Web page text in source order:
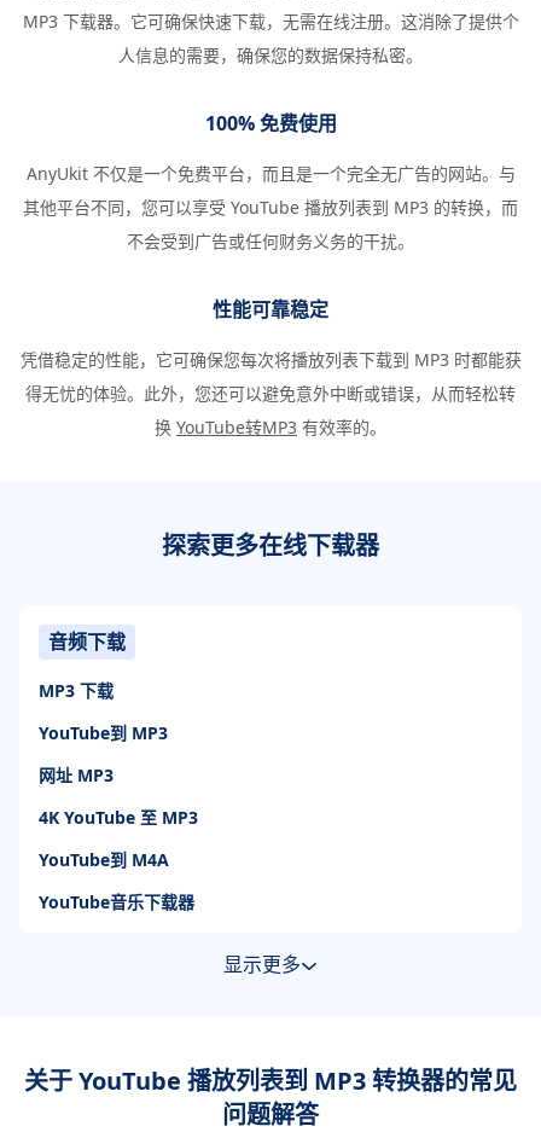
MP3 下载器。它可确保快速下载，无需在线注册。这消除了提供个
人信息的需要，确保您的数据保持私密。
100% 免费使用
AnyUkit 不仅是一个免费平台，而且是一个完全无广告的网站。与
其他平台不同，您可以享受 YouTube 播放列表到 MP3 的转换，而
不会受到广告或任何财务义务的干扰。
性能可靠稳定
凭借稳定的性能，它可确保您每次将播放列表下载到 MP3 时都能获
得无忧的体验。此外，您还可以避免意外中断或错误，从而轻松转
换 YouTube转MP3 有效率的。
探索更多在线下载器
音频下载
MP3 下载
YouTube到 MP3
网址 MP3
4K YouTube 至 MP3
YouTube到 M4A
YouTube音乐下载器
显示更多
关于 YouTube 播放列表到 MP3 转换器的常见
问题解答